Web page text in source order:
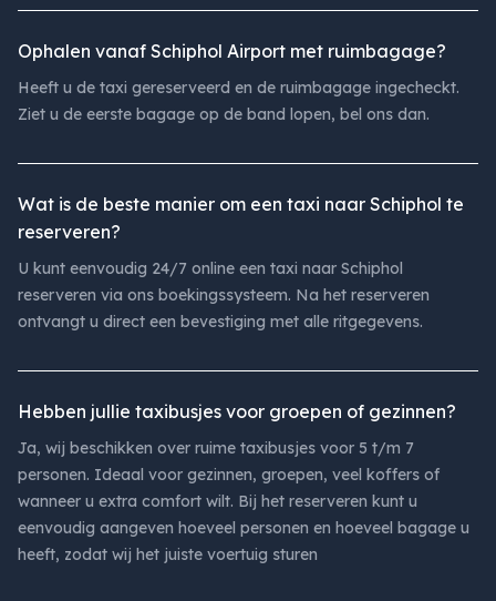
Ophalen vanaf Schiphol Airport met ruimbagage?
Heeft u de taxi gereserveerd en de ruimbagage ingecheckt.
Ziet u de eerste bagage op de band lopen, bel ons dan.
Wat is de beste manier om een taxi naar Schiphol te
reserveren?
U kunt eenvoudig 24/7 online een taxi naar Schiphol
reserveren via ons boekingssysteem. Na het reserveren
ontvangt u direct een bevestiging met alle ritgegevens.
Hebben jullie taxibusjes voor groepen of gezinnen?
Ja, wij beschikken over ruime taxibusjes voor 5 t/m 7
personen. Ideaal voor gezinnen, groepen, veel koffers of
wanneer u extra comfort wilt. Bij het reserveren kunt u
eenvoudig aangeven hoeveel personen en hoeveel bagage u
heeft, zodat wij het juiste voertuig sturen